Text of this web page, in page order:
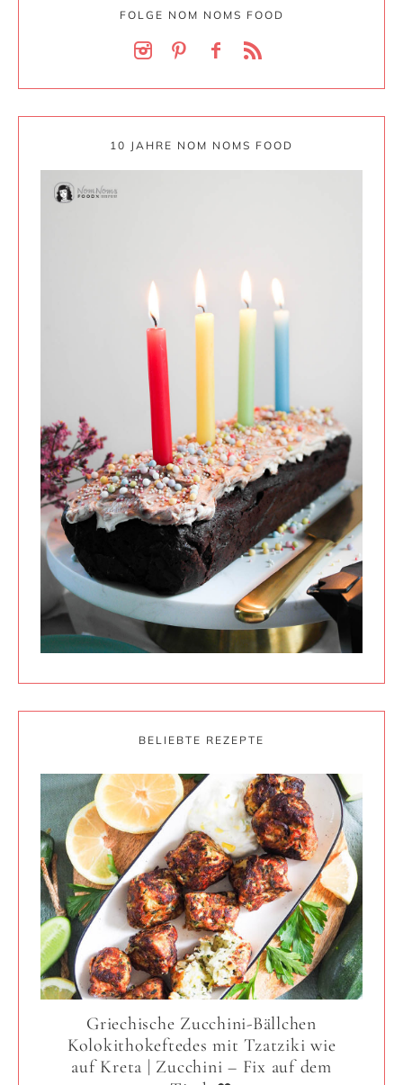
FOLGE NOM NOMS FOOD
10 JAHRE NOM NOMS FOOD
BELIEBTE REZEPTE
Griechische Zucchini-Bällchen
Kolokithokeftedes mit Tzatziki wie
auf Kreta | Zucchini – Fix auf dem